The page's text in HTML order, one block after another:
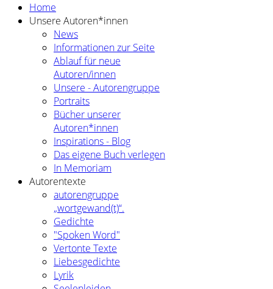
Home
Unsere Autoren*innen
News
Informationen zur Seite
Ablauf für neue
Autoren/innen
Unsere - Autorengruppe
Portraits
Bücher unserer
Autoren*innen
Inspirations - Blog
Das eigene Buch verlegen
In Memoriam
Autorentexte
autorengruppe
„wortgewand(t)“.
Gedichte
"Spoken Word"
Vertonte Texte
Liebesgedichte
Lyrik